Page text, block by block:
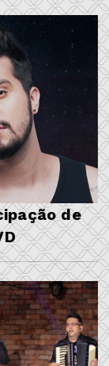
de